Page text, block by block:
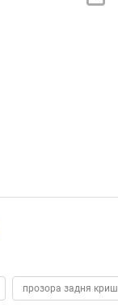
прозора задня